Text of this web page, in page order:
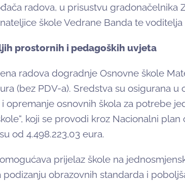
radova, u prisustvu gradonačelnika
škole Vedrane Banda te
prostornih i pedagoških uvjeta
radova dogradnje Osnovne škole
(bez PDV-a). Sredstva su osigurana u
opremanje osnovnih škola za potrebe
koji se provodi kroz Nacionalni plan
od 4.498.223,03 eura.
prijelaz škole na
podizanju obrazovnih standarda i